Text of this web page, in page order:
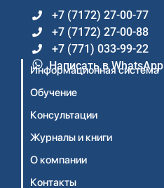
+7 (7172) 27-00-77
+7 (7172) 27-00-88
+7 (771) 033-99-22
Написать в WhatsApp
Информационная система
Обучение
Консультации
Журналы и книги
О компании
Контакты